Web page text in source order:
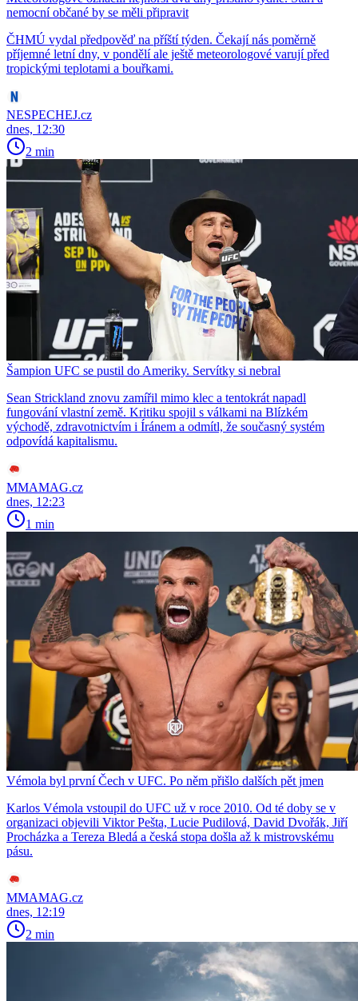
nemocní občané by se měli připravit
ČHMÚ vydal předpověď na příští týden. Čekají nás poměrně
příjemné letní dny, v pondělí ale ještě meteorologové varují před
tropickými teplotami a bouřkami.
NESPECHEJ.cz
dnes, 12:30
2 min
Šampion UFC se pustil do Ameriky. Servítky si nebral
Sean Strickland znovu zamířil mimo klec a tentokrát napadl
fungování vlastní země. Kritiku spojil s válkami na Blízkém
východě, zdravotnictvím i Íránem a odmítl, že současný systém
odpovídá kapitalismu.
MMAMAG.cz
dnes, 12:23
1 min
Vémola byl první Čech v UFC. Po něm přišlo dalších pět jmen
Karlos Vémola vstoupil do UFC už v roce 2010. Od té doby se v
organizaci objevili Viktor Pešta, Lucie Pudilová, David Dvořák, Jiří
Procházka a Tereza Bledá a česká stopa došla až k mistrovskému
pásu.
MMAMAG.cz
dnes, 12:19
2 min